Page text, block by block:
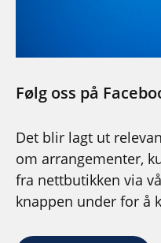
Følg oss på
Det blir lagt ut
om arrangementer,
fra nettbutikken via
knappen under for å